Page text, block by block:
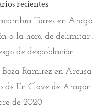
recientes
Torresen
a la hora de delimitar
de despoblación
Ramirez en Arcusa
de En Clave de
de 2020